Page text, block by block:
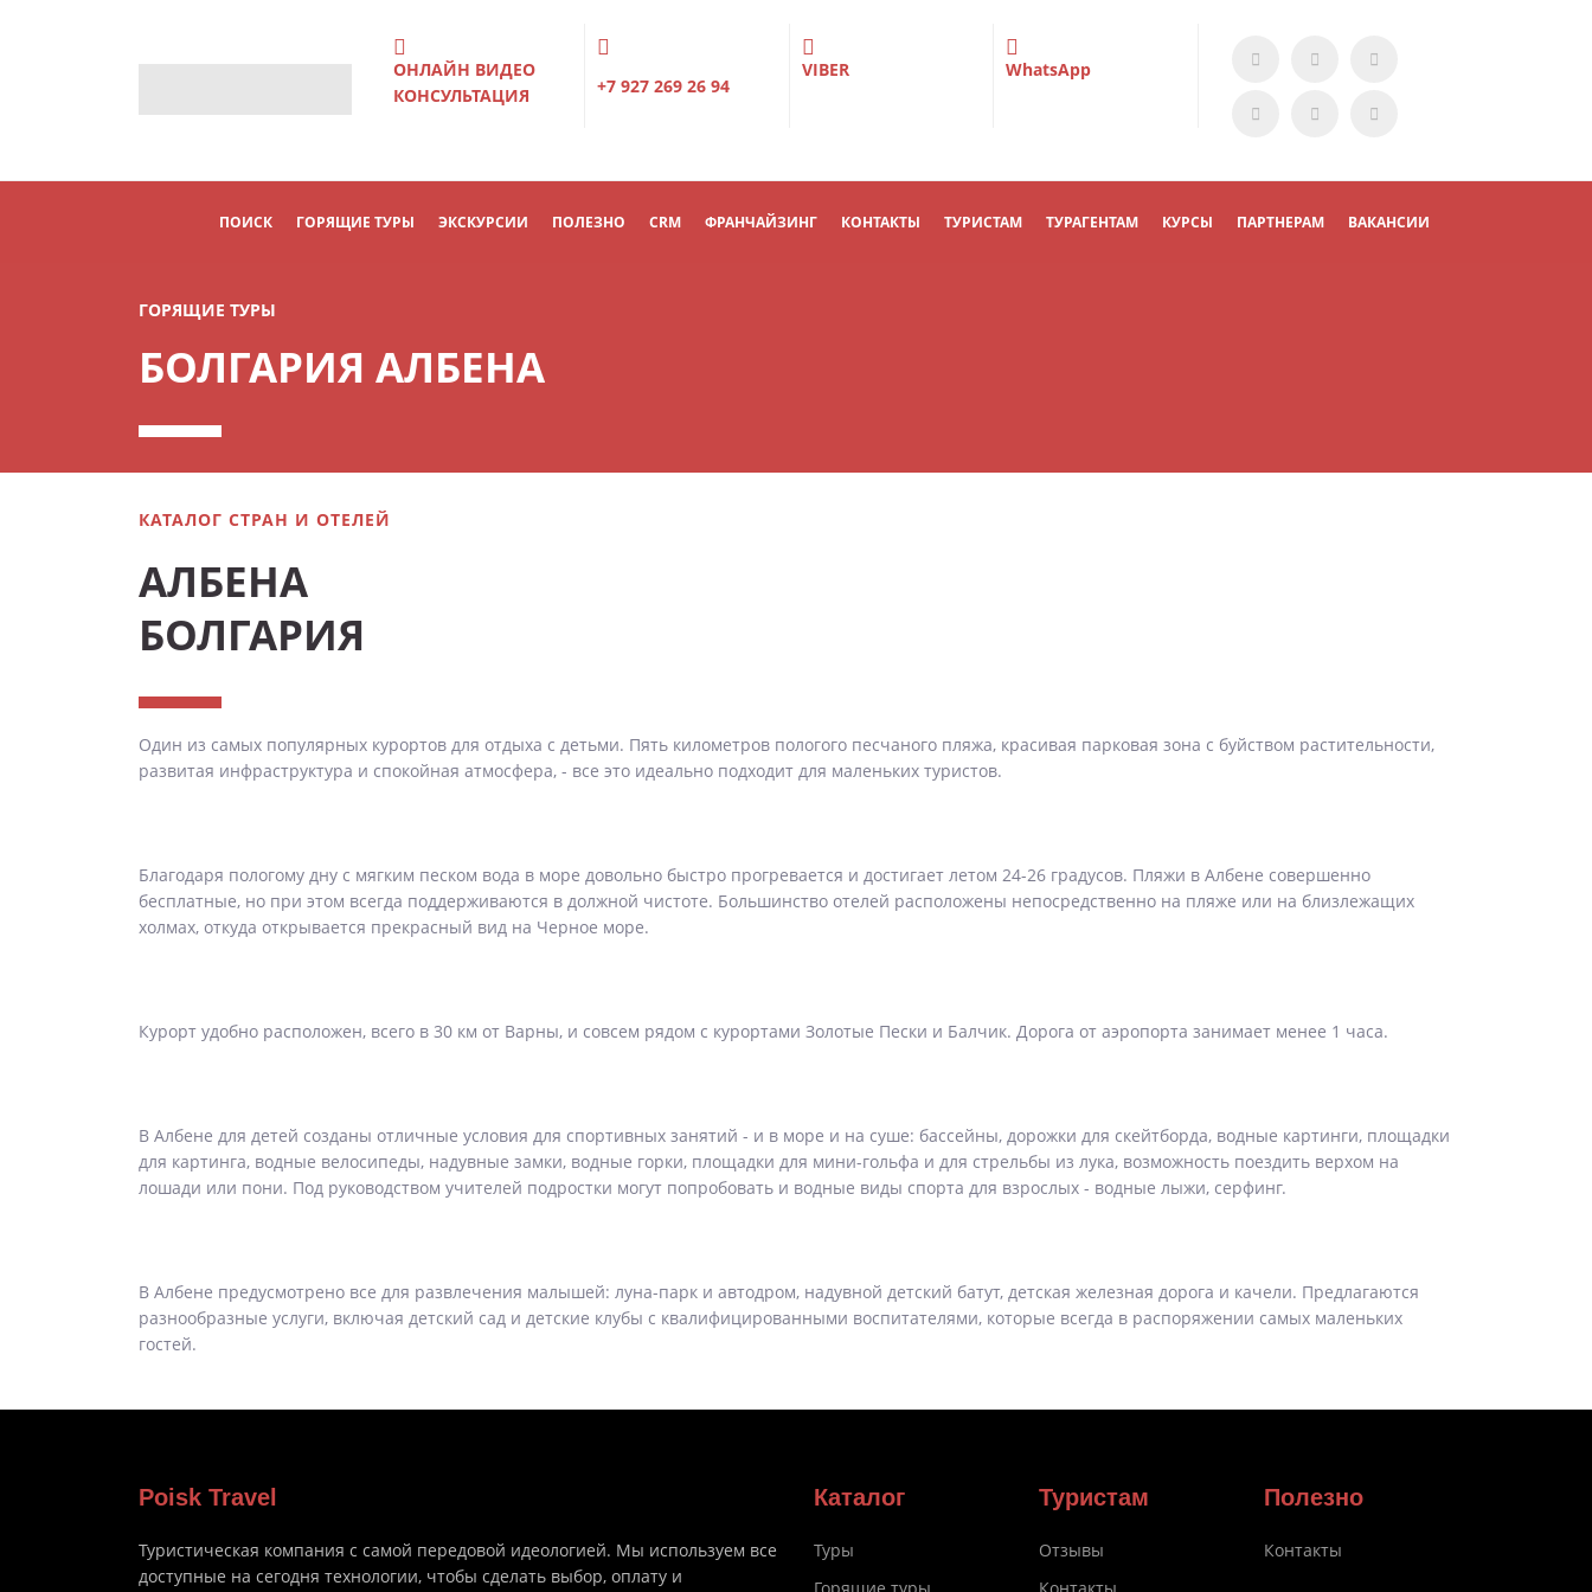
ОНЛАЙН ВИДЕО
КОНСУЛЬТАЦИЯ
+7 927 269 26 94
VIBER WhatsApp
ПОИСК ГОРЯЩИЕ ТУРЫ ЭКСКУРСИИ ПОЛЕЗНО CRM ФРАНЧАЙЗИНГ КОНТАКТЫ ТУРИСТАМ ТУРАГЕНТАМ КУРСЫ ПАРТНЕРАМ ВАКАНСИИ
ГОРЯЩИЕ ТУРЫ
БОЛГАРИЯ АЛБЕНА
КАТАЛОГ СТРАН И ОТЕЛЕЙ
АЛБЕНА
БОЛГАРИЯ
Один из самых популярных курортов для отдыха с детьми. Пять километров пологого песчаного пляжа, красивая парковая зона с буйством растительности,
развитая инфраструктура и спокойная атмосфера, - все это идеально подходит для маленьких туристов.
Благодаря пологому дну с мягким песком вода в море довольно быстро прогревается и достигает летом 24-26 градусов. Пляжи в Албене совершенно
бесплатные, но при этом всегда поддерживаются в должной чистоте. Большинство отелей расположены непосредственно на пляже или на близлежащих
холмах, откуда открывается прекрасный вид на Черное море.
Курорт удобно расположен, всего в 30 км от Варны, и совсем рядом с курортами Золотые Пески и Балчик. Дорога от аэропорта занимает менее 1 часа.
В Албене для детей созданы отличные условия для спортивных занятий - и в море и на суше: бассейны, дорожки для скейтборда, водные картинги, площадки
для картинга, водные велосипеды, надувные замки, водные горки, площадки для мини-гольфа и для стрельбы из лука, возможность поездить верхом на
лошади или пони. Под руководством учителей подростки могут попробовать и водные виды спорта для взрослых - водные лыжи, серфинг.
В Албене предусмотрено все для развлечения малышей: луна-парк и автодром, надувной детский батут, детская железная дорога и качели. Предлагаются
разнообразные услуги, включая детский сад и детские клубы с квалифицированными воспитателями, которые всегда в распоряжении самых маленьких
гостей.
Poisk Travel
Туристическая компания с самой передовой идеологией. Мы используем все
доступные на сегодня технологии, чтобы сделать выбор, оплату и
Каталог
Туры
Туристам
Отзывы
Полезно
Контакты